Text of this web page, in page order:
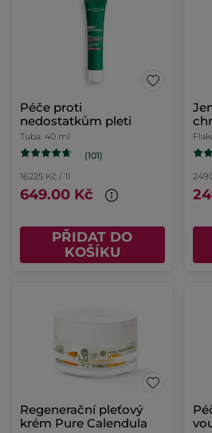
Péče proti
nedostatkům pleti
Tuba 40 ml
(101)
16225 Kč / 1l
649.00 Kč
PŘIDAT DO
KOŠÍKU
Regenerační pleťový
krém Pure Calendula